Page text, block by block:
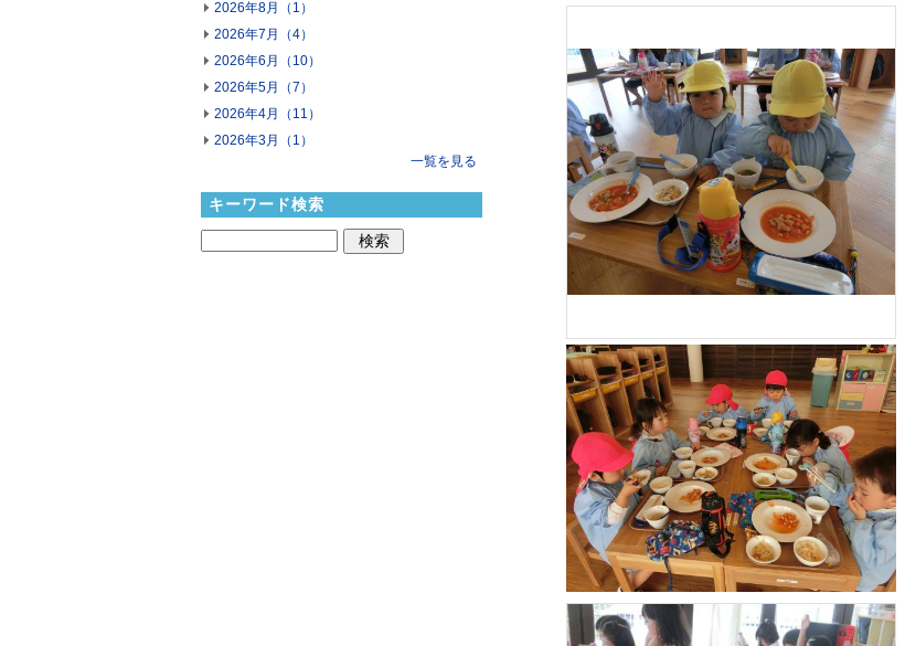
2026年8月（1）
2026年7月（4）
2026年6月（10）
2026年5月（7）
2026年4月（11）
2026年3月（1）
一覧を見る
キーワード検索